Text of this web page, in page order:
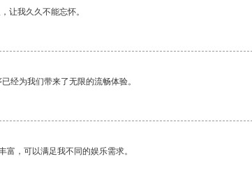
让我久久不能忘怀。
经为我们带来了无限的流畅体验。
富，可以满足我不同的娱乐需求。